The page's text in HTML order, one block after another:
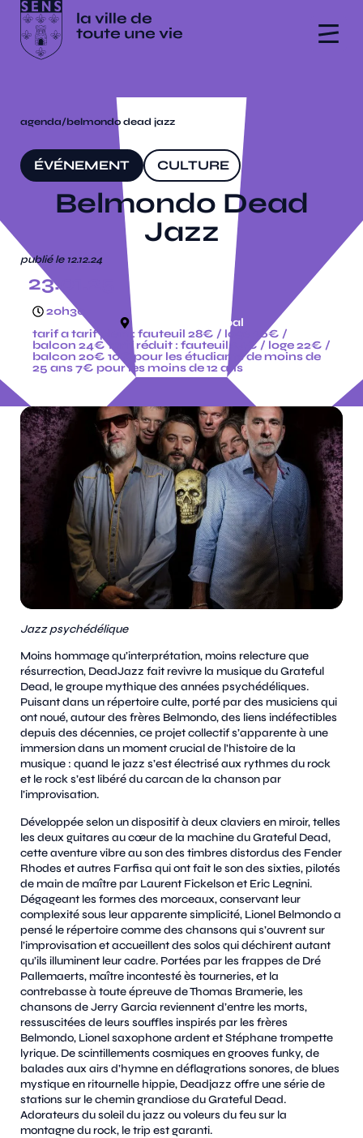
agenda/belmondo dead jazz
ÉVÉNEMENT CULTURE
Belmondo Dead
Jazz
publié le 12.12.24
23.01.25
20h30
théâtre municipal
tarif a tarif plein : fauteuil 28€ / loge 26€ /
balcon 24€ tarif réduit : fauteuil 24€ / loge 22€ /
balcon 20€ 10€ pour les étudiants de moins de
25 ans 7€ pour les moins de 12 ans
Jazz psychédélique
Moins hommage qu’interprétation, moins relecture que
résurrection, DeadJazz fait revivre la musique du Grateful
Dead, le groupe mythique des années psychédéliques.
Puisant dans un répertoire culte, porté par des musiciens qui
ont noué, autour des frères Belmondo, des liens indéfectibles
depuis des décennies, ce projet collectif s’apparente à une
immersion dans un moment crucial de l’histoire de la
musique : quand le jazz s’est électrisé aux rythmes du rock
et le rock s’est libéré du carcan de la chanson par
l’improvisation.
Développée selon un dispositif à deux claviers en miroir, telles
les deux guitares au cœur de la machine du Grateful Dead,
cette aventure vibre au son des timbres distordus des Fender
Rhodes et autres Farfisa qui ont fait le son des sixties, pilotés
de main de maître par Laurent Fickelson et Eric Legnini.
Dégageant les formes des morceaux, conservant leur
complexité sous leur apparente simplicité, Lionel Belmondo a
pensé le répertoire comme des chansons qui s’ouvrent sur
l’improvisation et accueillent des solos qui déchirent autant
qu’ils illuminent leur cadre. Portées par les frappes de Dré
Pallemaerts, maître incontesté ès tourneries, et la
contrebasse à toute épreuve de Thomas Bramerie, les
chansons de Jerry Garcia reviennent d’entre les morts,
ressuscitées de leurs souffles inspirés par les frères
Belmondo, Lionel saxophone ardent et Stéphane trompette
lyrique. De scintillements cosmiques en grooves funky, de
balades aux airs d’hymne en déflagrations sonores, de blues
mystique en ritournelle hippie, Deadjazz offre une série de
stations sur le chemin grandiose du Grateful Dead.
Adorateurs du soleil du jazz ou voleurs du feu sur la
montagne du rock, le trip est garanti.